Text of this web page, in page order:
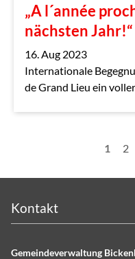
„A l´année
nächsten Jahr!“
16. Aug 2023
Internationale
de Grand Lieu ein
1 2
Kontakt
Gemeindeverwaltung